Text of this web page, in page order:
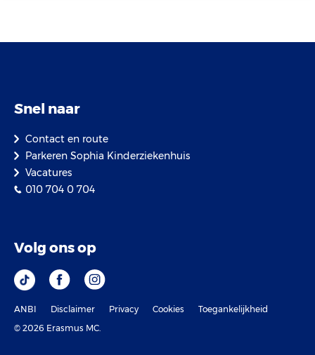
Snel naar
Contact en route
Parkeren Sophia Kinderziekenhuis
Vacatures
010 704 0 704
Volg ons op
ANBI Disclaimer Privacy Cookies
Toegankelijkheid
© 2026 Erasmus MC.